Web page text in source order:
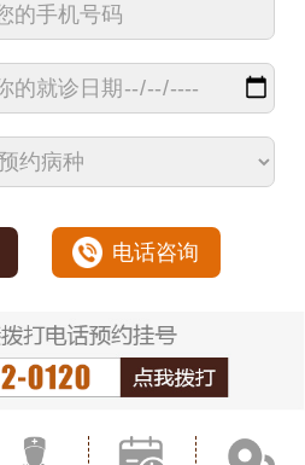
电话咨询